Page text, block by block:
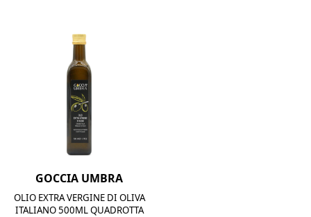
GOCCIA UMBRA
OLIO EXTRA VERGINE DI OLIVA
ITALIANO 500ML QUADROTTA